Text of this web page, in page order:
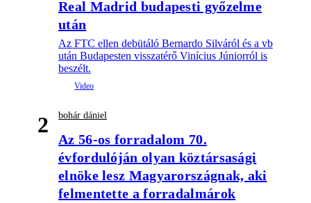
Real Madrid budapesti győzelme
után
Az FTC ellen debütáló Bernardo Silváról és a vb
után Budapesten visszatérő Vinícius Júniorról is
beszélt.
2 bohár dániel
Az 56-os forradalom 70.
évfordulóján olyan köztársasági
elnöke lesz Magyarországnak, aki
felmentette a forradalmárok